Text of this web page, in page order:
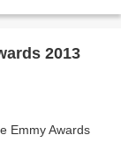
2013